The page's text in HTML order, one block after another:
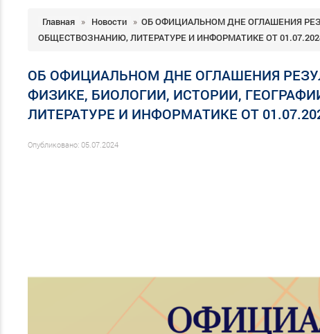
Главная » Новости » ОБ ОФИЦИАЛЬНОМ ДНЕ ОГЛАШЕНИЯ
ОБЩЕСТВОЗНАНИЮ, ЛИТЕРАТУРЕ И ИНФОРМАТИКЕ ОТ
ОБ ОФИЦИАЛЬНОМ ДНЕ ОГЛАШЕНИЯ
ФИЗИКЕ, БИОЛОГИИ, ИСТОРИИ,
ЛИТЕРАТУРЕ И ИНФОРМАТИКЕ ОТ
Опубликовано: 05.07.2024